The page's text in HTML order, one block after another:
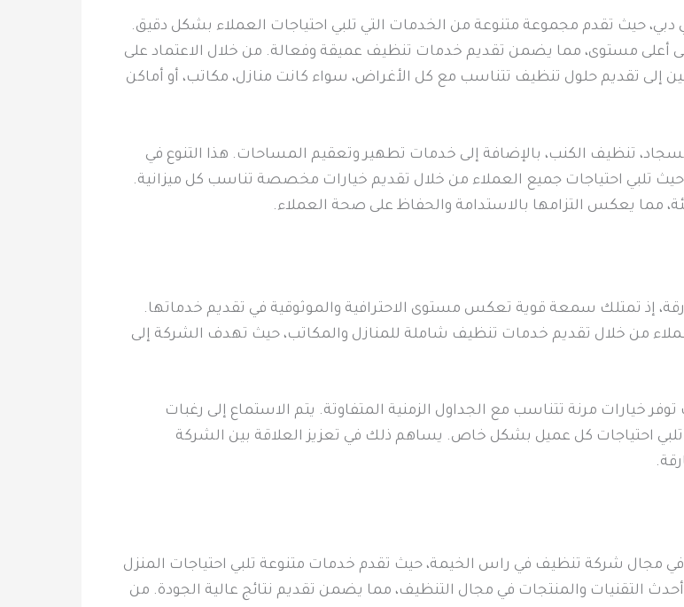
حيث تقدم مجموعة متنوعة من الخدمات التي تلبي احتياجات العملاء بشكل دقيق.
أعلى مستوى، مما يضمن تقديم خدمات تنظيف عميقة وفعالة. من خلال الاعتماد على
إلى تقديم حلول تنظيف تتناسب مع كل الأغراض، سواء كانت منازل، مكاتب، أو أماكن
تنظيف الكنب، بالإضافة إلى خدمات تطهير وتعقيم المساحات. هذا التنوع في
تلبي احتياجات جميع العملاء من خلال تقديم خيارات مخصصة تناسب كل ميزانية.
مما يعكس التزامها بالاستدامة والحفاظ على صحة العملاء.
إذ تمتلك سمعة قوية تعكس مستوى الاحترافية والموثوقية في تقديم خدماتها.
من خلال تقديم خدمات تنظيف شاملة للمنازل والمكاتب، حيث تهدف الشركة إلى
خيارات مرنة تتناسب مع الجداول الزمنية المتفاوتة. يتم الاستماع إلى رغبات
احتياجات كل عميل بشكل خاص. يساهم ذلك في تعزيز العلاقة بين الشركة
مجال شركة تنظيف في راس الخيمة، حيث تقدم خدمات متنوعة تلبي احتياجات المنزل
التقنيات والمنتجات في مجال التنظيف، مما يضمن تقديم نتائج عالية الجودة. من